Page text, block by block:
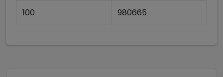
100 980665